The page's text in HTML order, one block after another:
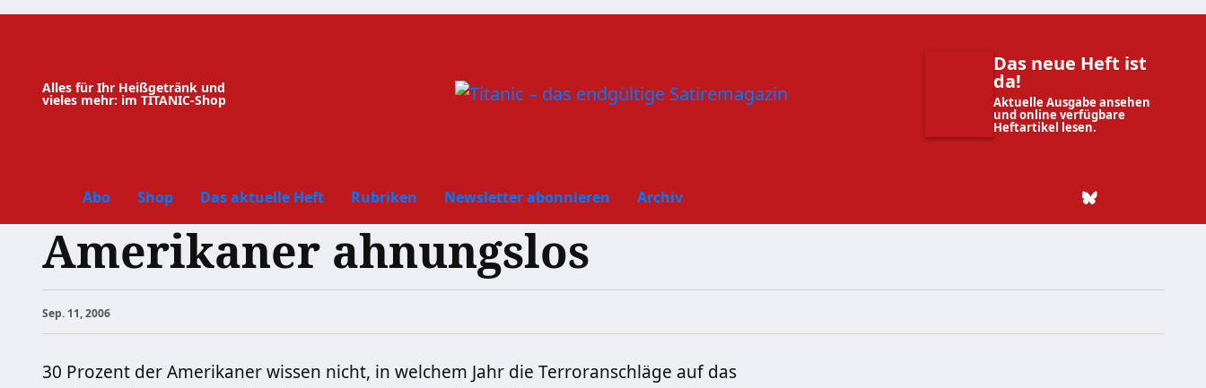
Zum
Alles für Ihr Heißgetränk und
vieles mehr: im TITANIC-Shop
Das neue Heft ist
da!
Aktuelle Ausgabe ansehen
und online verfügbare
Heftartikel lesen.
Abo Shop Das aktuelle Heft Rubriken Newsletter abonnieren Archiv
Amerikaner ahnungslos
Sep. 11, 2006
30 Prozent der Amerikaner wissen nicht, in welchem Jahr die Terroranschläge auf das